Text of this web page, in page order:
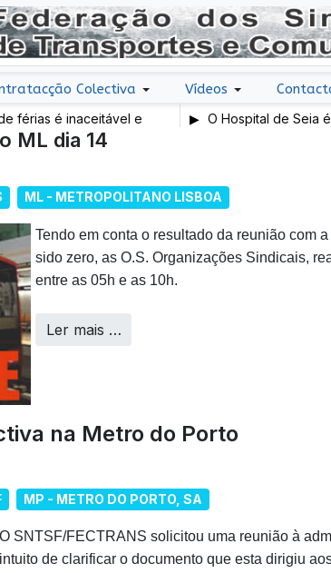
Colectiva Vídeos
e
O Hospital de Seia é nosso e
ML dia 14
ML - METROPOLITANO LISBOA
Tendo em conta o resultado da reunião com
sido zero, as O.S. Organizações Sindicais,
entre as 05h e as 10h.
Ler mais …
na Metro do Porto
MP - METRO DO PORTO, SA
O SNTSF/FECTRANS solicitou uma reunião à
intuito de clarificar o documento que esta dirigiu